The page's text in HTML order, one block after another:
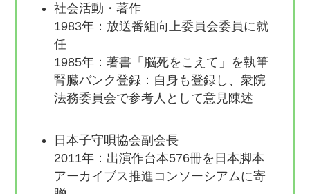
社会活動・著作
1983年：放送番組向上委員会委員に就
任
1985年：著書「脳死をこえて」を執筆
腎臓バンク登録：自身も登録し、衆院
法務委員会で参考人として意見陳述
日本子守唄協会副会長
2011年：出演作台本576冊を日本脚本
アーカイブス推進コンソーシアムに寄